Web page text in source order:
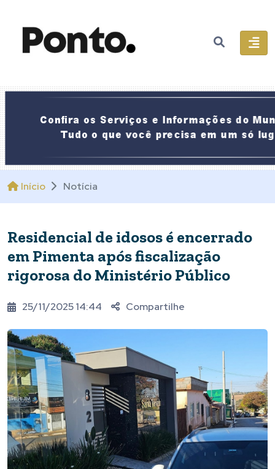
Início Notícia
Residencial de idosos é encerrado
em Pimenta após fiscalização
rigorosa do Ministério Público
25/11/2025 14:44 Compartilhe